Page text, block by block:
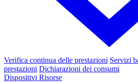
Verifica continua delle prestazioni Servizi
prestazioni Dichiarazioni dei consumi
Dispositivi Risorse